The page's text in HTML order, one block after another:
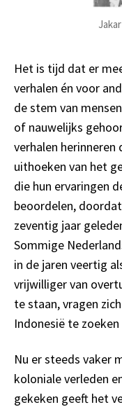
Het is tijd dat er
verhalen én voor
de stem van
of nauwelijks
verhalen herinneren
uithoeken van het
die hun ervaringen
beoordelen,
zeventig jaar
Sommige
in de jaren veertig
vrijwilliger van
te staan, vragen
Indonesië te zoeken
Nu er steeds vaker
koloniale verleden
gekeken geeft het